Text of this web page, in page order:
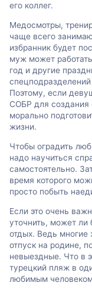
его коллег.
Медосмотры,
чаще всего
избранник будет
муж может
год и другие
Поэтому, если
СОБР для создания
морально
жизни.
Чтобы оградить
надо научиться
самостоятельно.
время которого
просто побыть
Если это очень
уточнить, может
отдых. Ведь
отпуск на родине,
невыездные. Что в
турецкий пляж в
любимым